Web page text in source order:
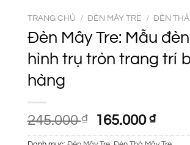
TRANG CHỦ / ĐÈN MÂY TRE / ĐÈN THẢ
Đèn Mây Tre: Mẫu
hình trụ tròn trang trí
hàng
245.000₫
Giá
gốc
165.000 ₫Giá
hiện